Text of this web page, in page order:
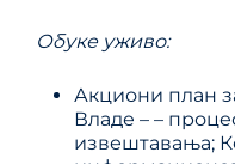
Обуке уживо:
Акциони план
Владе – –
извештавања;